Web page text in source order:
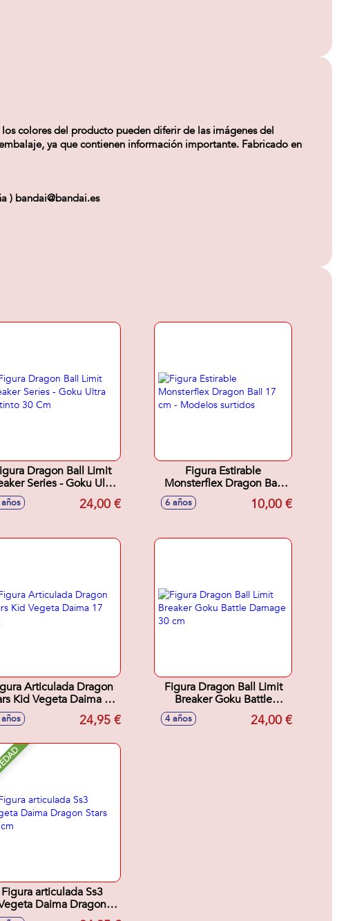
colores del producto pueden diferir de las imágenes del
ya que contienen información importante. Fabricado en
) bandai@bandai.es
Dragon Ball Limit
Series - Goku Ultra
Instinto 30 Cm24,00 €
Figura Estirable
Monsterflex Dragon Ball
17 cm - Modelos surtidos
6 años 10,00 €
Articulada Dragon
Kid Vegeta Daima 17
24,95 €
Figura Dragon Ball Limit
Breaker Goku Battle
Damage 30 cm
4 años 24,00 €
Figura articulada Ss3
Daima Dragon
Stars 17 cm